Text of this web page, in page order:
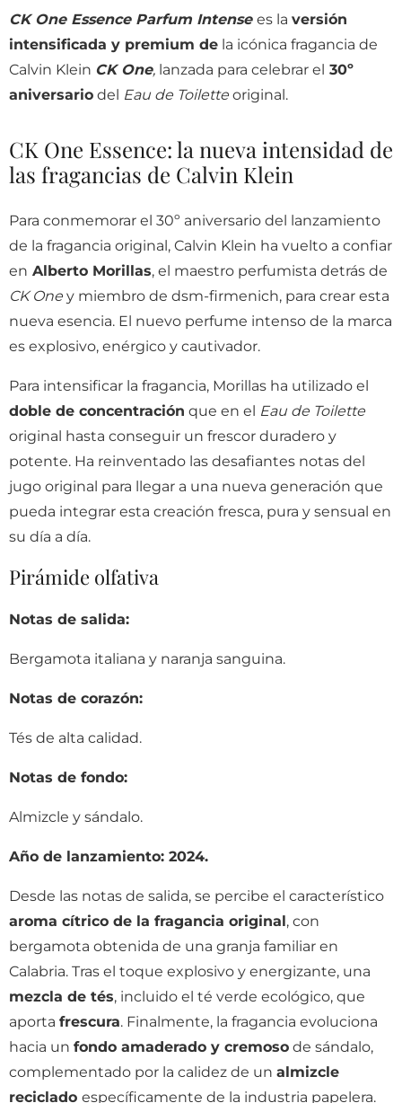
CK One Essence Parfum Intense es la versión
intensificada y premium de la icónica fragancia de
Calvin Klein CK One, lanzada para celebrar el 30º
aniversario del Eau de Toilette original.
CK One Essence: la nueva intensidad de
las fragancias de Calvin Klein
Para conmemorar el 30º aniversario del lanzamiento
de la fragancia original, Calvin Klein ha vuelto a confiar
en Alberto Morillas, el maestro perfumista detrás de
CK One y miembro de dsm-firmenich, para crear esta
nueva esencia. El nuevo perfume intenso de la marca
es explosivo, enérgico y cautivador.
Para intensificar la fragancia, Morillas ha utilizado el
doble de concentración que en el Eau de Toilette
original hasta conseguir un frescor duradero y
potente. Ha reinventado las desafiantes notas del
jugo original para llegar a una nueva generación que
pueda integrar esta creación fresca, pura y sensual en
su día a día.
Pirámide olfativa
Notas de salida:
Bergamota italiana y naranja sanguina.
Notas de corazón:
Tés de alta calidad.
Notas de fondo:
Almizcle y sándalo.
Año de lanzamiento: 2024.
Desde las notas de salida, se percibe el característico
aroma cítrico de la fragancia original, con
bergamota obtenida de una granja familiar en
Calabria. Tras el toque explosivo y energizante, una
mezcla de tés, incluido el té verde ecológico, que
aporta frescura. Finalmente, la fragancia evoluciona
hacia un fondo amaderado y cremoso de sándalo,
complementado por la calidez de un almizcle
reciclado específicamente de la industria papelera.